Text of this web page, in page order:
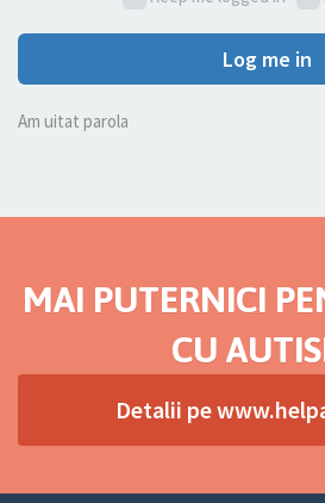
Log me in
Am uitat parola
MAI PUTERNICI
CU
Detalii pe